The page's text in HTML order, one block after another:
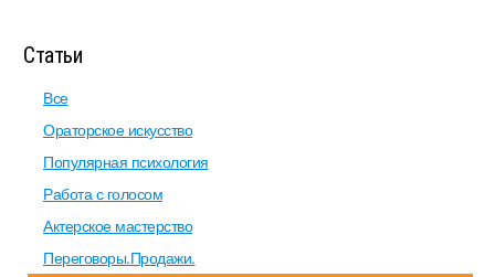
Статьи
Все
Ораторское искусство
Популярная психология
Работа с голосом
Актерское мастерство
Переговоры.Продажи.